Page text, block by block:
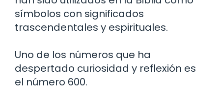
símbolos con significados
trascendentales y espirituales.
Uno de los números que ha
despertado curiosidad y reflexión es
el número 600.